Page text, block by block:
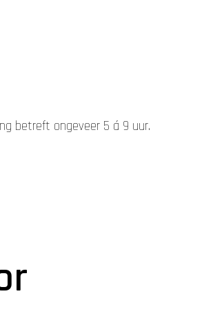
betreft ongeveer 5 á 9 uur.